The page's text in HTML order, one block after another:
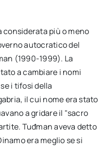
più o meno
autocratico del
(1990-1999). La
a cambiare i nomi
i tifosi della
il cui nome era stato
a gridare il "sacro
Tuđman aveva detto
era meglio se si